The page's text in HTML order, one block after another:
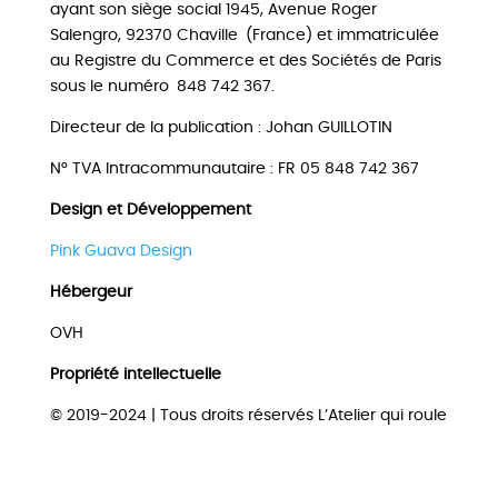
ayant son siège social 1945, Avenue Roger
Salengro, 92370 Chaville (France) et immatriculée
au Registre du Commerce et des Sociétés de Paris
sous le numéro 848 742 367.
Directeur de la publication : Johan GUILLOTIN
N° TVA Intracommunautaire : FR 05 848 742 367
Design et Développement
Pink Guava Design
Hébergeur
OVH
Propriété intellectuelle
© 2019-2024 | Tous droits réservés L’Atelier qui roule